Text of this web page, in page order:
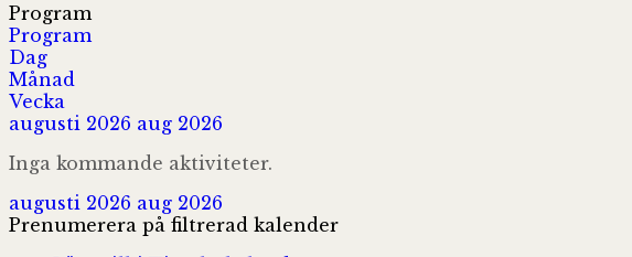
Program
Program
Dag
Månad
Vecka
augusti 2026 aug 2026
Inga kommande aktiviteter.
augusti 2026 aug 2026
Prenumerera på filtrerad kalender